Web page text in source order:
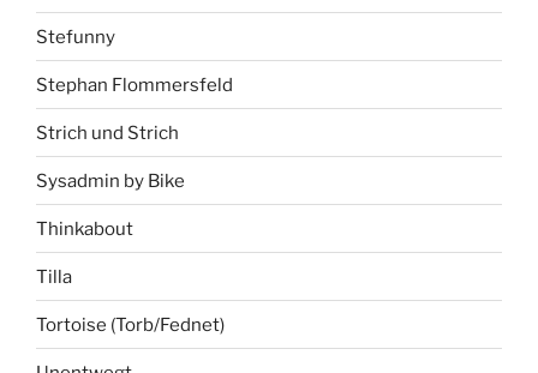
Stefunny
Stephan Flommersfeld
Strich und Strich
Sysadmin by Bike
Thinkabout
Tilla
Tortoise (Torb/Fednet)